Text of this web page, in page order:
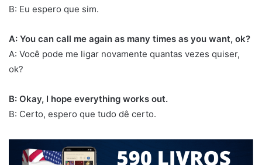
B: Eu espero que sim.
A: You can call me again as many times as you want, ok?
A: Você pode me ligar novamente quantas vezes quiser,
ok?
B: Okay, I hope everything works out.
B: Certo, espero que tudo dê certo.